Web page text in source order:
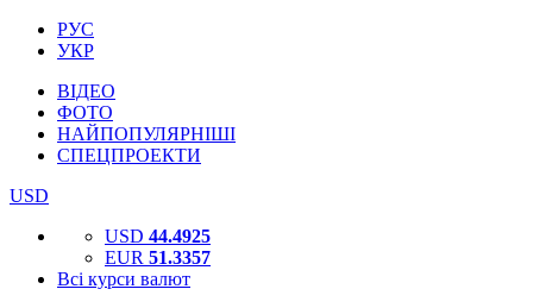
РУС
УКР
ВІДЕО
ФОТО
НАЙПОПУЛЯРНІШІ
СПЕЦПРОЕКТИ
USD
USD 44.4925
EUR 51.3357
Всі курси валют